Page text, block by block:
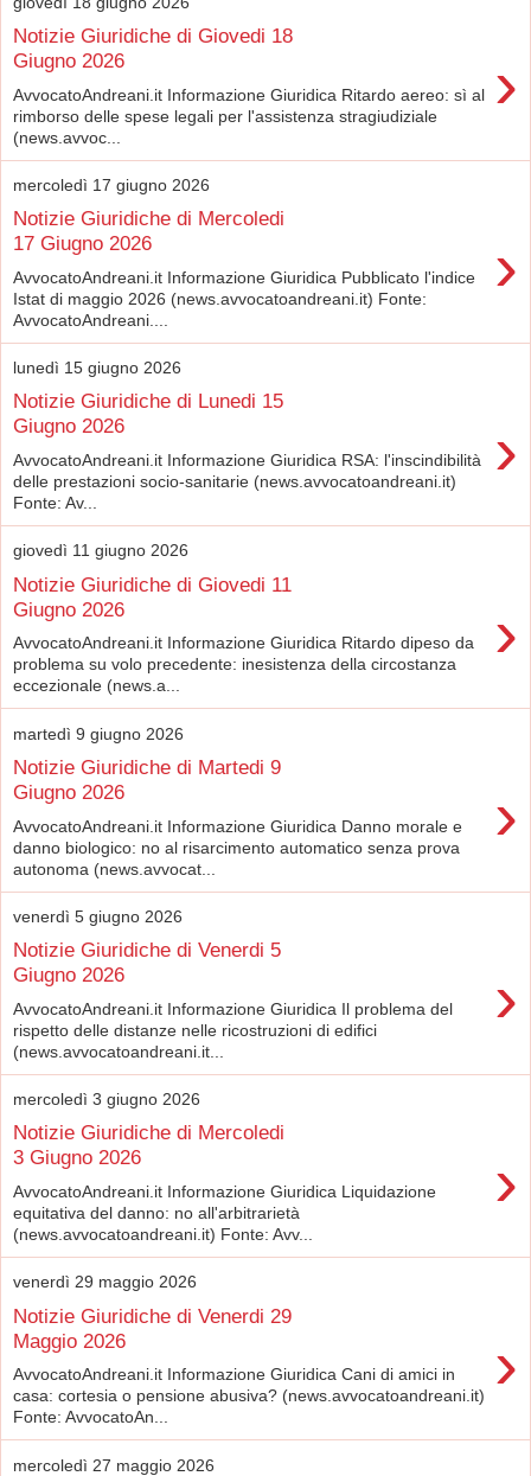
Notizie Giuridiche di Giovedi 18
Giugno 2026
›
AvvocatoAndreani.it Informazione Giuridica Ritardo aereo: sì al
rimborso delle spese legali per l'assistenza stragiudiziale
(news.avvoc...
mercoledì 17 giugno 2026
Notizie Giuridiche di Mercoledi
17 Giugno 2026
›
AvvocatoAndreani.it Informazione Giuridica Pubblicato l'indice
Istat di maggio 2026 (news.avvocatoandreani.it) Fonte:
AvvocatoAndreani....
lunedì 15 giugno 2026
Notizie Giuridiche di Lunedi 15
Giugno 2026
›
AvvocatoAndreani.it Informazione Giuridica RSA: l'inscindibilità
delle prestazioni socio-sanitarie (news.avvocatoandreani.it)
Fonte: Av...
giovedì 11 giugno 2026
Notizie Giuridiche di Giovedi 11
Giugno 2026
›
AvvocatoAndreani.it Informazione Giuridica Ritardo dipeso da
problema su volo precedente: inesistenza della circostanza
eccezionale (news.a...
martedì 9 giugno 2026
Notizie Giuridiche di Martedi 9
Giugno 2026
›
AvvocatoAndreani.it Informazione Giuridica Danno morale e
danno biologico: no al risarcimento automatico senza prova
autonoma (news.avvocat...
venerdì 5 giugno 2026
Notizie Giuridiche di Venerdi 5
Giugno 2026
›
AvvocatoAndreani.it Informazione Giuridica Il problema del
rispetto delle distanze nelle ricostruzioni di edifici
(news.avvocatoandreani.it...
mercoledì 3 giugno 2026
Notizie Giuridiche di Mercoledi
3 Giugno 2026
›
AvvocatoAndreani.it Informazione Giuridica Liquidazione
equitativa del danno: no all'arbitrarietà
(news.avvocatoandreani.it) Fonte: Avv...
venerdì 29 maggio 2026
Notizie Giuridiche di Venerdi 29
Maggio 2026
›
AvvocatoAndreani.it Informazione Giuridica Cani di amici in
casa: cortesia o pensione abusiva? (news.avvocatoandreani.it)
Fonte: AvvocatoAn...
mercoledì 27 maggio 2026